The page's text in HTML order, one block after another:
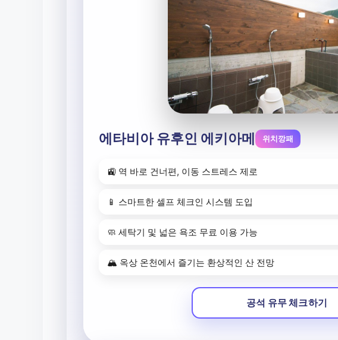
에타비아 유후인 에키아메 위치깡패
🚉 역 바로 건너편, 이동 스트레스 제로
📱 스마트한 셀프 체크인 시스템 도입
🧼 세탁기 및 넓은 욕조 무료 이용 가능
🏔️ 옥상 온천에서 즐기는 환상적인 산 전망
공석 유무 체크하기